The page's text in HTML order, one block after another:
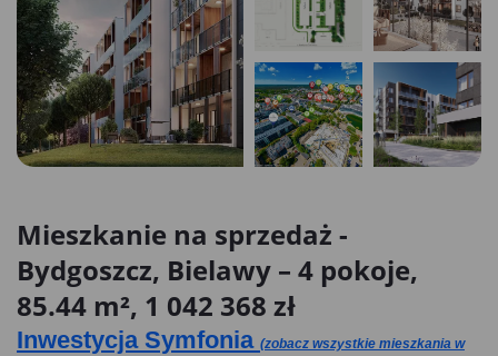
Mieszkanie na sprzedaż -
Bydgoszcz, Bielawy – 4 pokoje,
85.44 m², 1 042 368 zł
Inwestycja Symfonia (zobacz wszystkie mieszkania w